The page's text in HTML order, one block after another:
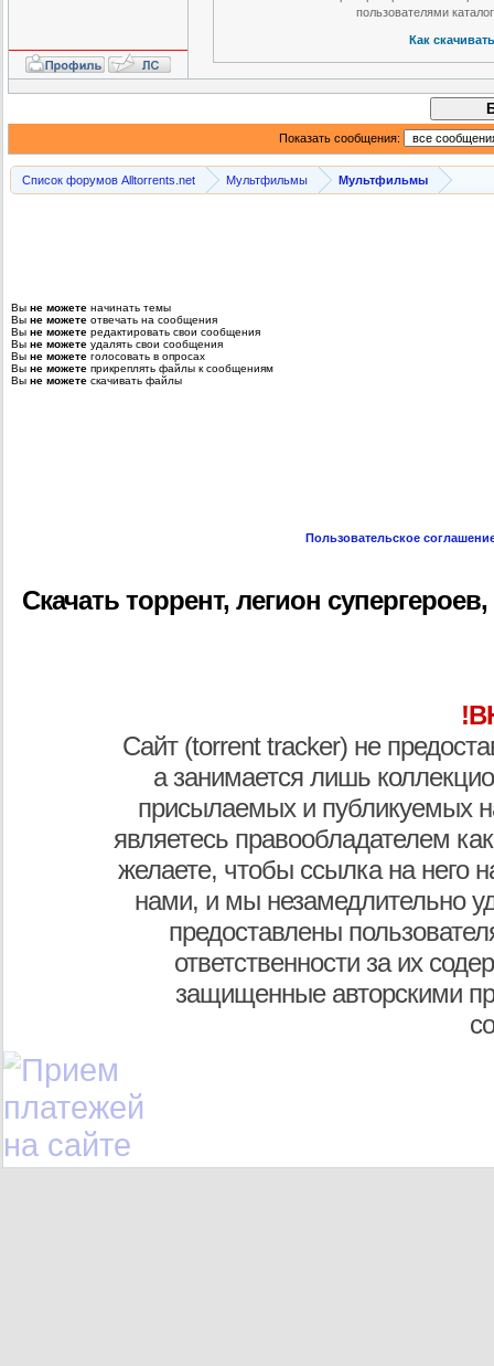
пользователями
Как
Показать сообщения:
Список форумов Alltorrents.net Мультфильмы Мультфильмы
Вы не можете начинать темы
Вы не можете отвечать на сообщения
Вы не можете редактировать свои сообщения
Вы не можете удалять свои сообщения
Вы не можете голосовать в опросах
Вы не можете прикреплять файлы к сообщениям
Вы не можете скачивать файлы
Пользовательское
Скачать торрент, легион
Сайт (torrent tracker) не
а занимается лишь
присылаемых и публикуемых
являетесь правообладателем
желаете, чтобы ссылка на него
нами, и мы незамедлительно
предоставлены
ответственности за их
защищенные авторскими